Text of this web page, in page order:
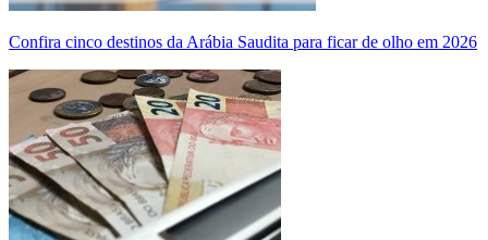
Confira cinco destinos da Arábia Saudita para ficar de olho em 2026